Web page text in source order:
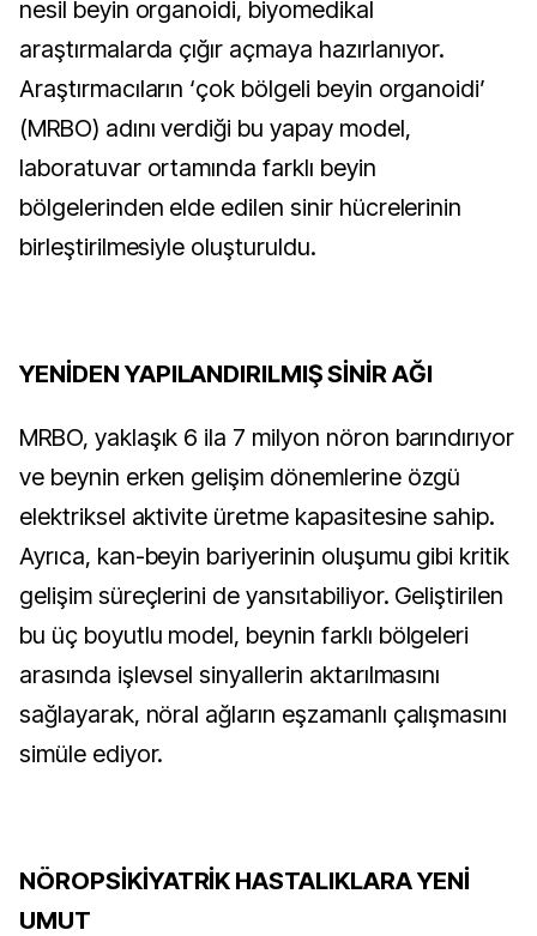
nesil beyin organoidi, biyomedikal
araştırmalarda çığır açmaya hazırlanıyor.
Araştırmacıların ‘çok bölgeli beyin organoidi’
(MRBO) adını verdiği bu yapay model,
laboratuvar ortamında farklı beyin
bölgelerinden elde edilen sinir hücrelerinin
birleştirilmesiyle oluşturuldu.
YENİDEN YAPILANDIRILMIŞ SİNİR AĞI
MRBO, yaklaşık 6 ila 7 milyon nöron barındırıyor
ve beynin erken gelişim dönemlerine özgü
elektriksel aktivite üretme kapasitesine sahip.
Ayrıca, kan-beyin bariyerinin oluşumu gibi kritik
gelişim süreçlerini de yansıtabiliyor. Geliştirilen
bu üç boyutlu model, beynin farklı bölgeleri
arasında işlevsel sinyallerin aktarılmasını
sağlayarak, nöral ağların eşzamanlı çalışmasını
simüle ediyor.
NÖROPSİKİYATRİK HASTALIKLARA YENİ
UMUT